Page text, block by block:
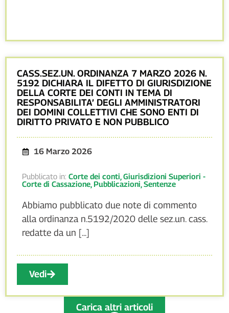
CASS.SEZ.UN. ORDINANZA 7 MARZO 2026 N.
5192 DICHIARA IL DIFETTO DI GIURISDIZIONE
DELLA CORTE DEI CONTI IN TEMA DI
RESPONSABILITA’ DEGLI AMMINISTRATORI
DEI DOMINI COLLETTIVI CHE SONO ENTI DI
DIRITTO PRIVATO E NON PUBBLICO
16 Marzo 2026
Pubblicato in: Corte dei conti, Giurisdizioni Superiori -
Corte di Cassazione, Pubblicazioni, Sentenze
Abbiamo pubblicato due note di commento
alla ordinanza n.5192/2020 delle sez.un. cass.
redatte da un [...]
Vedi
Carica altri articoli